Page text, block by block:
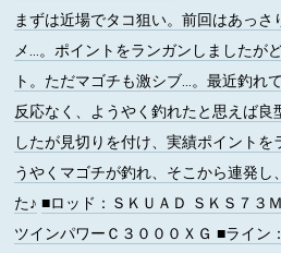
まずは近場でタコ狙い。前回はあっ
メ…。ポイントをランガンしましたが
ト。ただマゴチも激シブ…。最近釣れ
反応なく、ようやく釣れたと思えば良
したが見切りを付け、実績ポイントを
うやくマゴチが釣れ、そこから連発し
た♪ ■ロッド ：ＳＫＵＡＤ ＳＫＳ７３
ツインパワーＣ３０００ＸＧ■ライン